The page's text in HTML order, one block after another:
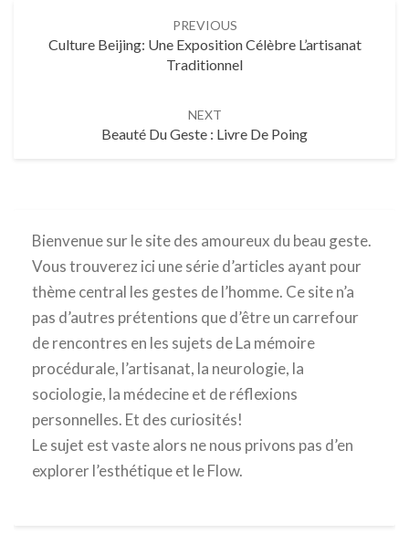
PREVIOUS
Culture Beijing: Une Exposition Célèbre L’artisanat
Traditionnel
NEXT
Beauté Du Geste : Livre De Poing
Bienvenue sur le site des amoureux du beau geste.
Vous trouverez ici une série d’articles ayant pour
thème central les gestes de l’homme. Ce site n’a
pas d’autres prétentions que d’être un carrefour
de rencontres en les sujets de La mémoire
procédurale, l’artisanat, la neurologie, la
sociologie, la médecine et de réflexions
personnelles. Et des curiosités!
Le sujet est vaste alors ne nous privons pas d’en
explorer l’esthétique et le Flow.